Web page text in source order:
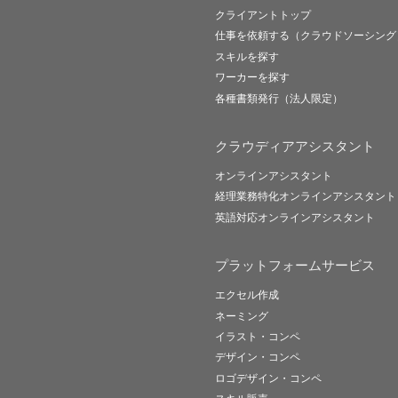
クライアントトップ
仕事を依頼する（クラウドソーシング
スキルを探す
ワーカーを探す
各種書類発行（法人限定）
クラウディアアシスタント
オンラインアシスタント
経理業務特化オンラインアシスタント
英語対応オンラインアシスタント
プラットフォームサービス
エクセル作成
ネーミング
イラスト・コンペ
デザイン・コンペ
ロゴデザイン・コンペ